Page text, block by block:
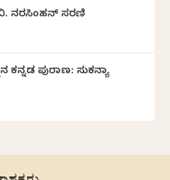
ನರಸಿಂಹನ್‌‌ ಸರಣಿ
ಪುರಾಣ: ಸುಕನ್ಯಾ